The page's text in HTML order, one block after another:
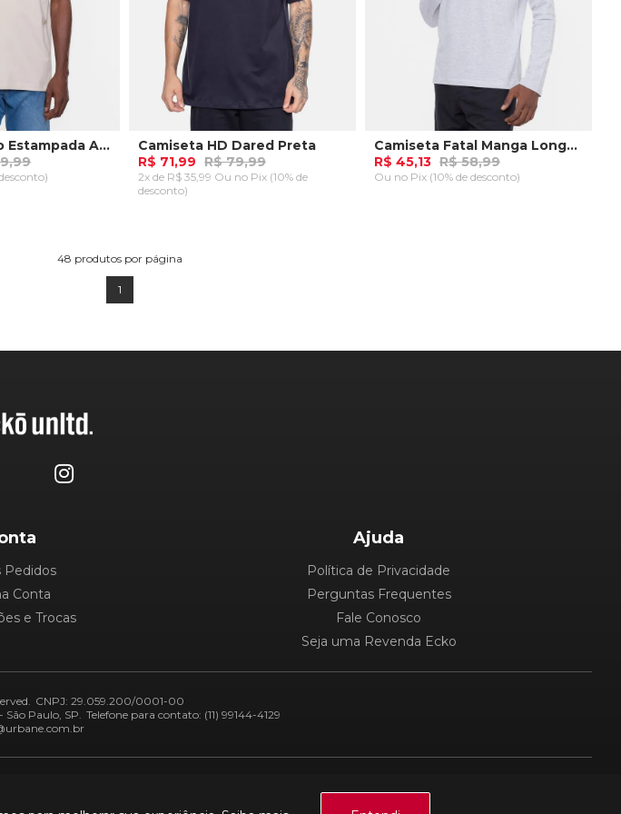
Camiseta Ecko Estampada Areia
Camiseta HD Dared Preta
R$ 71,99 R$ 79,99
2x de R$ 35,99 Ou no Pix (10% de
desconto)
Camiseta Fatal Manga Longa Fashion Basic Gelo Mescla
R$ 45,13 R$ 58,99
Ou no Pix (10% de desconto)
48 produtos por página
1
Pedidos
Conta
e Trocas
Ajuda
Política de Privacidade
Perguntas Frequentes
Fale Conosco
Seja uma Revenda Ecko
CNPJ: 29.059.200/0001-00
São Paulo, SP. Telefone para contato: (11) 99144-4129